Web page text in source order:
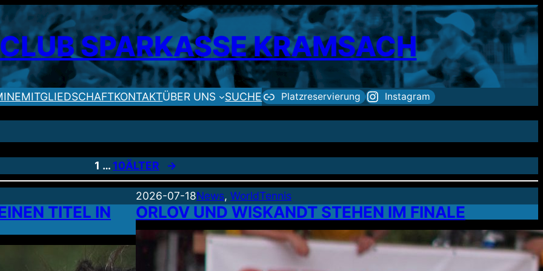
SPARKASSE KRAMSACH
MITGLIEDSCHAFTKONTAKTÜBER UNS SUCHE Platzreservierung Instagram
1 … 10ÄLTER →
TITEL IN
2026-07-18News, WorldTennis
ORLOV UND WISKANDT STEHEN IM FINALE